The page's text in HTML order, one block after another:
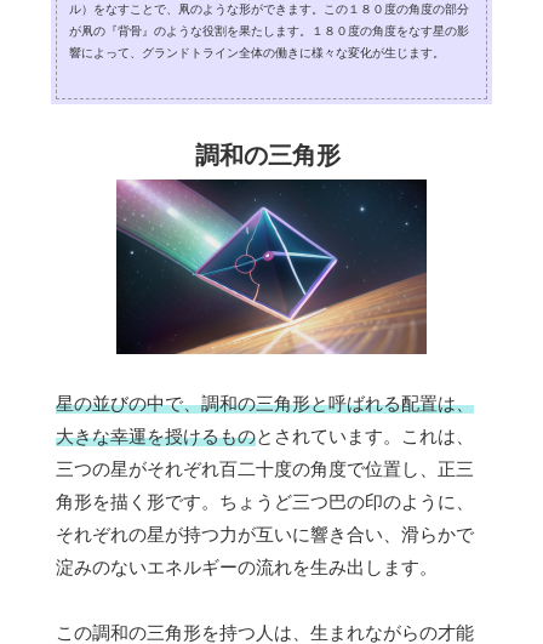
ル）をなすことで、凧のような形ができます。この１８０度の角度の部分
が凧の『背骨』のような役割を果たします。１８０度の角度をなす星の影
響によって、グランドトライン全体の働きに様々な変化が生じます。
調和の三角形
星の並びの中で、調和の三角形と呼ばれる配置は、
大きな幸運を授けるものとされています。これは、
三つの星がそれぞれ百二十度の角度で位置し、正三
角形を描く形です。ちょうど三つ巴の印のように、
それぞれの星が持つ力が互いに響き合い、滑らかで
淀みのないエネルギーの流れを生み出します。
この調和の三角形を持つ人は、生まれながらの才能